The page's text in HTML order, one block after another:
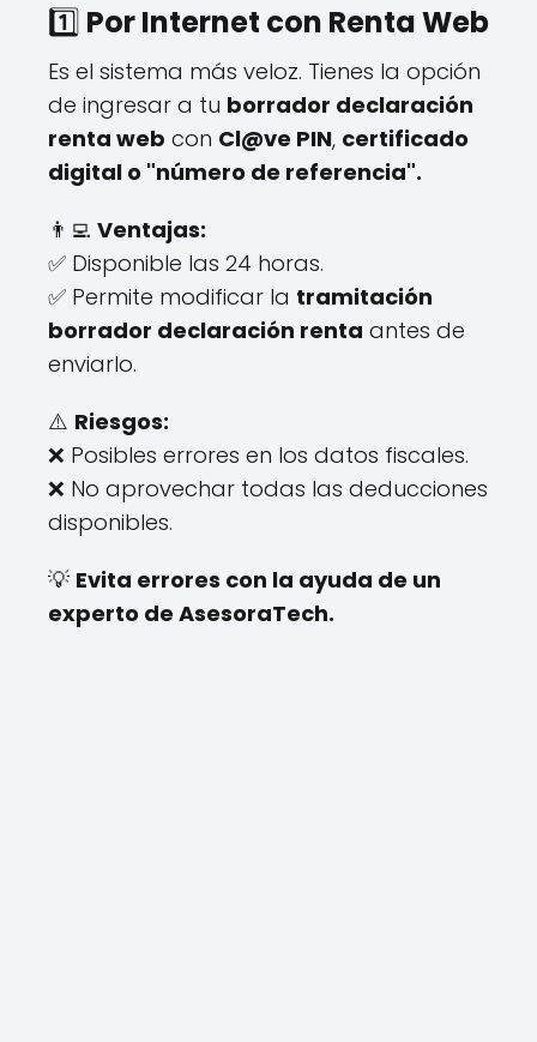
1️⃣ Por Internet con Renta Web
Es el sistema más veloz. Tienes la opción
de ingresar a tu borrador declaración
renta web con Cl@ve PIN, certificado
digital o "número de referencia".
👨‍💻 Ventajas:
✅ Disponible las 24 horas.
✅ Permite modificar la tramitación
borrador declaración renta antes de
enviarlo.
⚠️ Riesgos:
❌ Posibles errores en los datos fiscales.
❌ No aprovechar todas las deducciones
disponibles.
💡 Evita errores con la ayuda de un
experto de AsesoraTech.